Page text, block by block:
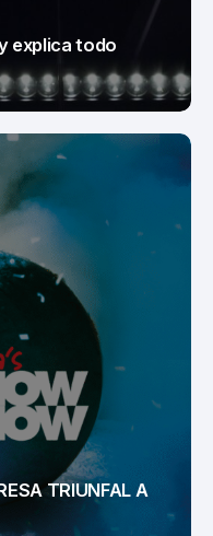
explica todo
TRIUNFAL A